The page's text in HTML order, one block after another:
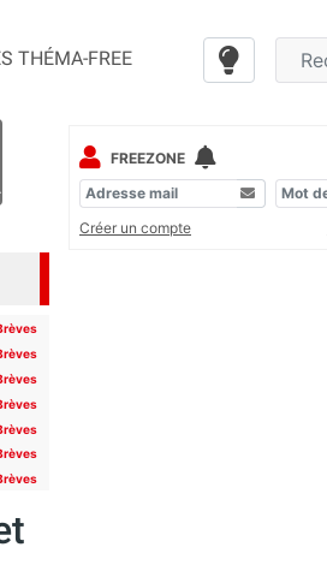
THÉMA-FREE
FREEZONE
Créer un compte